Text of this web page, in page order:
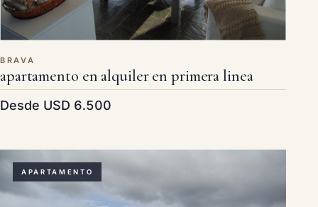
BRAVA
apartamento en alquiler en primera linea
Desde USD 6.500
APARTAMENTO